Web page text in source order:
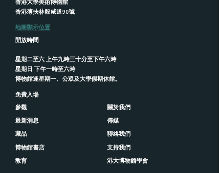
香港大學美術博物館
香港薄扶林般咸道90號
地圖顯示位置
開放時間
星期二至六 上午九時三十分至下午六時
星期日 下午一時至六時
博物館逢星期一、公眾及大學假期休館。
免費入場
參觀
關於我們
最新消息
傳媒
藏品
聯絡我們
博物館書店
支持我們
教育
港大博物館學會